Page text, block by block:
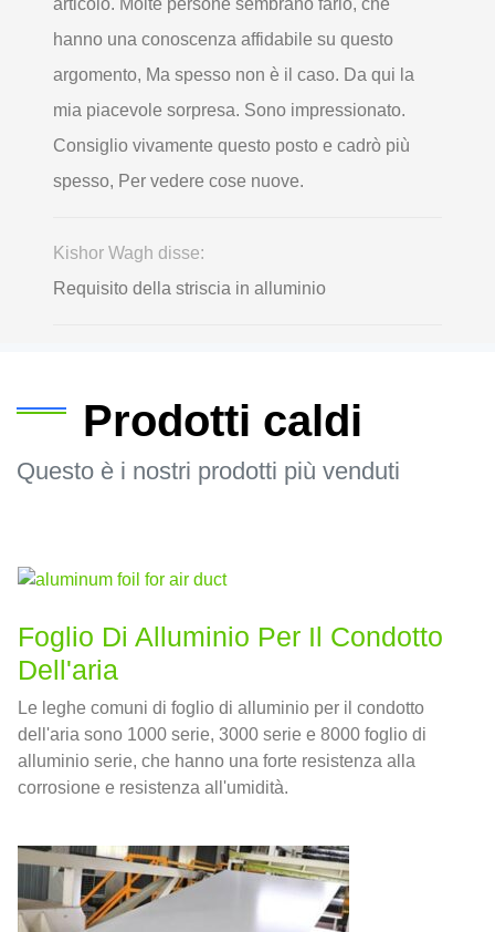
hanno una conoscenza affidabile su questo
argomento, Ma spesso non è il caso. Da qui la
mia piacevole sorpresa. Sono impressionato.
Consiglio vivamente questo posto e cadrò più
spesso, Per vedere cose nuove.
Kishor Wagh disse:
Requisito della striscia in alluminio
Prodotti caldi
Questo è i nostri prodotti più venduti
Foglio Di Alluminio Per Il Condotto
Dell'aria
Le leghe comuni di foglio di alluminio per il condotto
dell'aria sono 1000 serie, 3000 serie e 8000 foglio di
alluminio serie, che hanno una forte resistenza alla
corrosione e resistenza all'umidità.